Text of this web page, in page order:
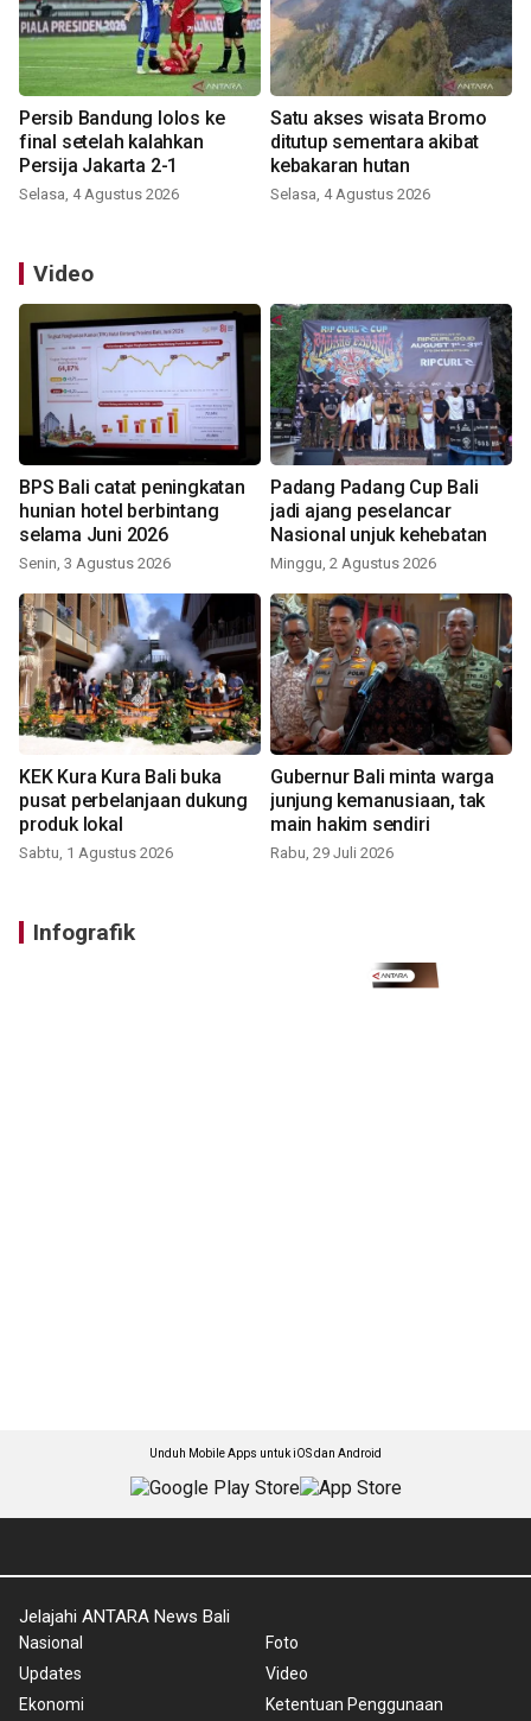
Persib Bandung lolos ke
final setelah kalahkan
Persija Jakarta 2-1
Selasa, 4 Agustus 2026
Satu akses wisata Bromo
ditutup sementara akibat
kebakaran hutan
Selasa, 4 Agustus 2026
Video
BPS Bali catat peningkatan
hunian hotel berbintang
selama Juni 2026
Senin, 3 Agustus 2026
Padang Padang Cup Bali
jadi ajang peselancar
Nasional unjuk kehebatan
Minggu, 2 Agustus 2026
KEK Kura Kura Bali buka
pusat perbelanjaan dukung
produk lokal
Sabtu, 1 Agustus 2026
Gubernur Bali minta warga
junjung kemanusiaan, tak
main hakim sendiri
Rabu, 29 Juli 2026
Infografik
Unduh Mobile Apps untuk iOS dan Android
Jelajahi ANTARA News Bali
Nasional
Updates
Ekonomi
Foto
Video
Ketentuan Penggunaan